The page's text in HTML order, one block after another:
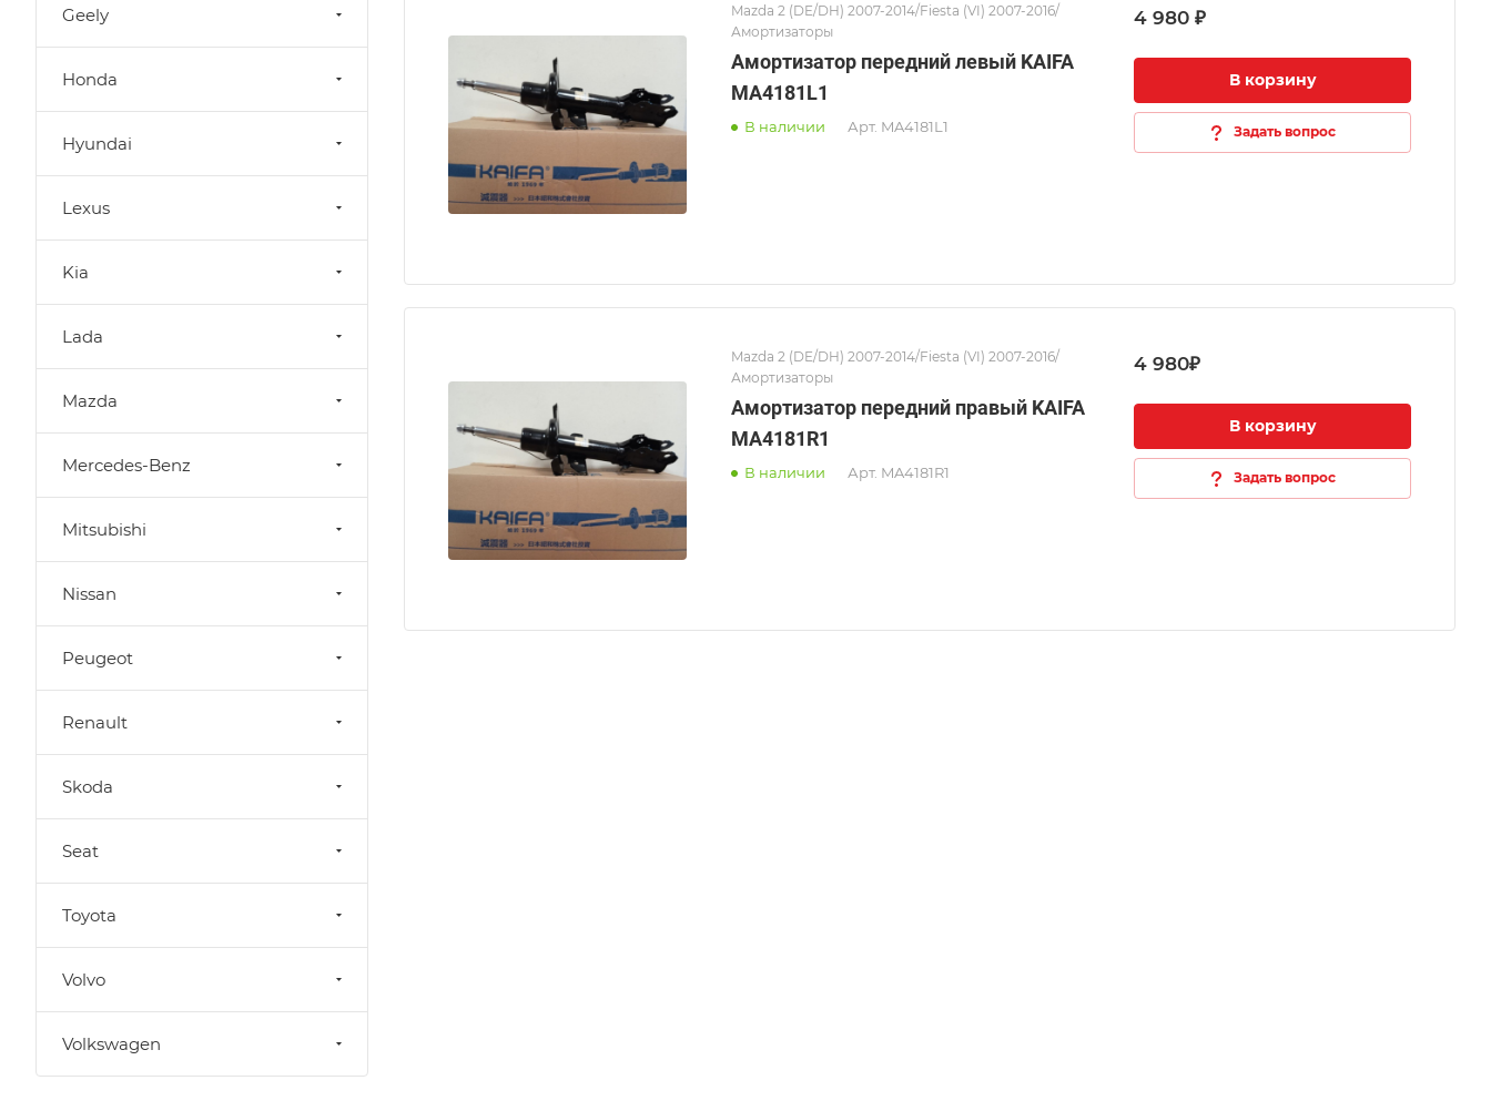
Mazda 2 (DE/DH) 2007-2014/Fiesta (VI) 2007-2016/
Амортизаторы
Амортизатор передний левый KAIFA
MA4181L1
В наличии Арт. MA4181L1
4 980 ₽
В корзину
Задать вопрос
Mazda 2 (DE/DH) 2007-2014/Fiesta (VI) 2007-2016/
Амортизаторы
Амортизатор передний правый KAIFA
MA4181R1
В наличии Арт. MA4181R1
4 980₽
В корзину
Задать вопрос
Geely
Honda
Hyundai
Lexus
Kia
Lada
Mazda
Mercedes-Benz
Mitsubishi
Nissan
Peugeot
Renault
Skoda
Seat
Toyota
Volvo
Volkswagen